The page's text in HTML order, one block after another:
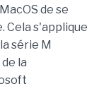
de se
Cela s'applique
série M
la